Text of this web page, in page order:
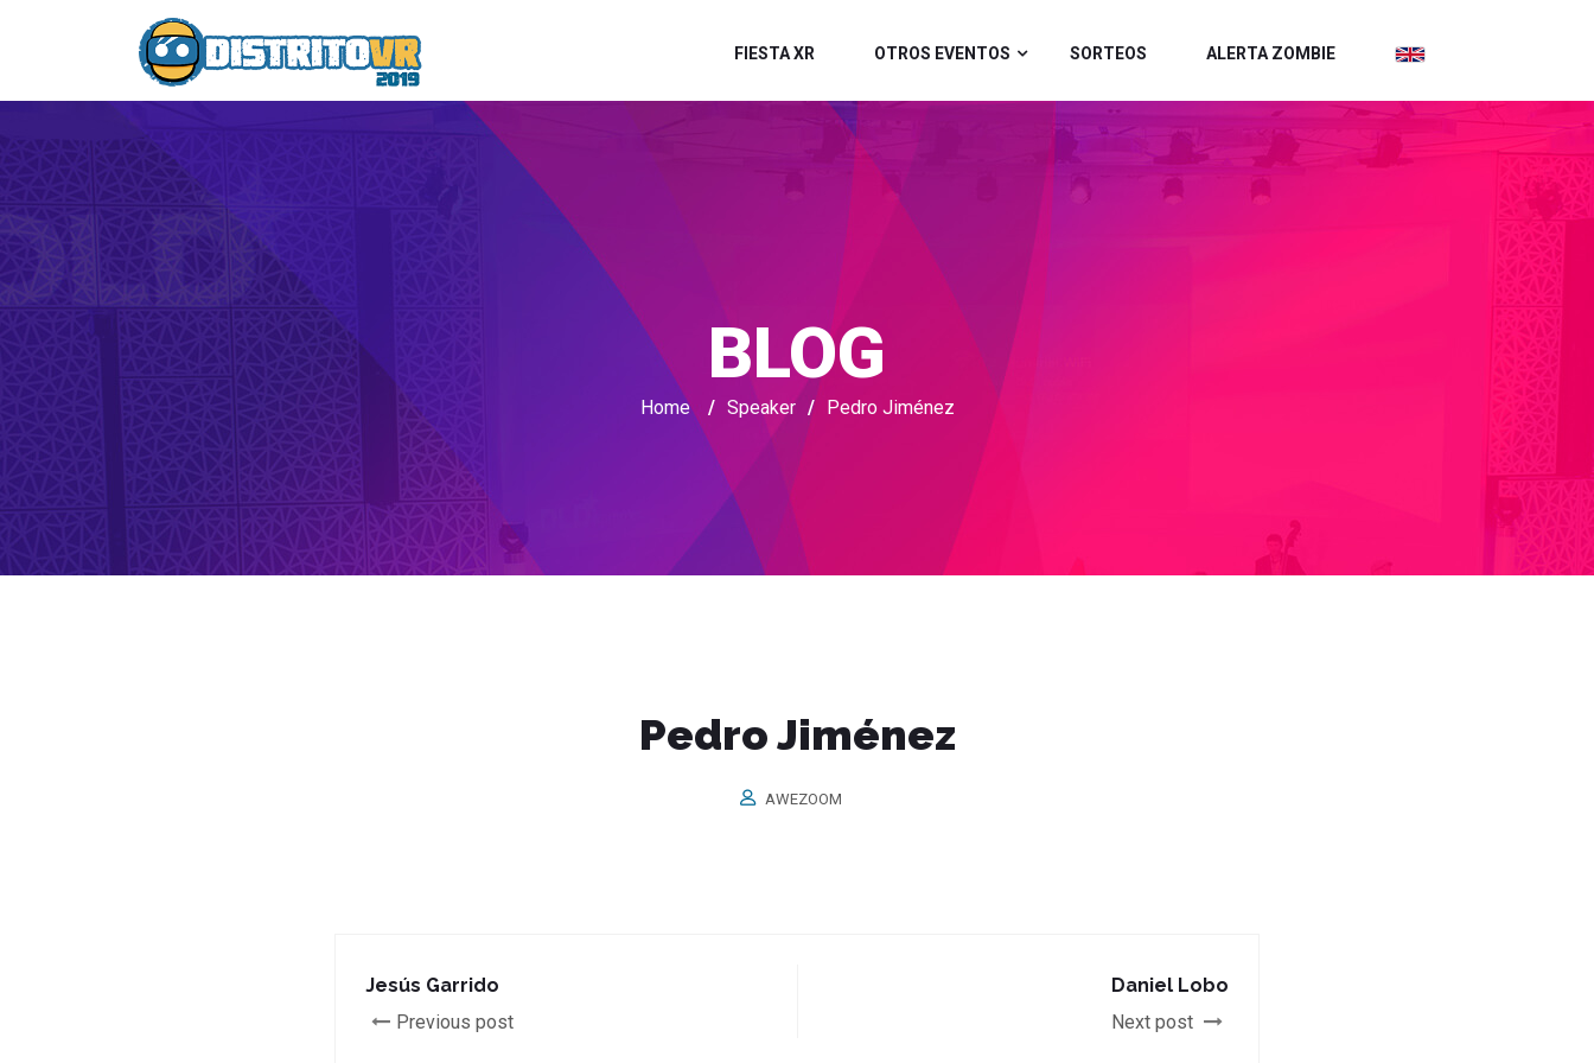
FIESTA XR OTROS EVENTOS SORTEOS ALERTA ZOMBIE
BLOG
Home / Speaker / Pedro Jiménez
Pedro Jiménez
AWEZOOM
Jesús Garrido
Previous post
Daniel Lobo
Next post